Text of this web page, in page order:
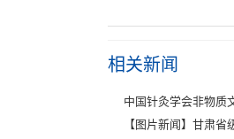
相关新闻
中国针灸学会非物质
【图片新闻】甘肃